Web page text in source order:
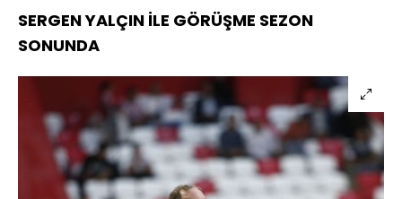
SERGEN YALÇIN İLE GÖRÜŞME SEZON
SONUNDA